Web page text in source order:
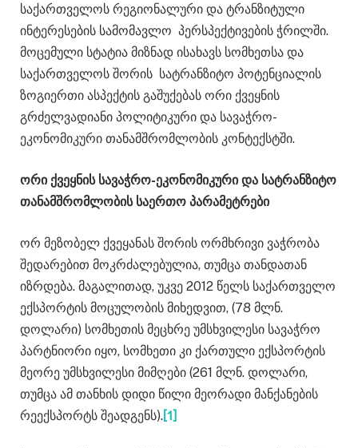
საქართველოს რეგიონალური და ტრანზიტული
ინტერესების სამომავლო პერსპექტივების ჭრილში.
მოცემული სტატია მიზნად ისახავს სომხეთსა და
საქართველოს შორის სატრანზიტო პოტენციალის
ზოგიერთი ასპექტის გაშუქებას ორი ქვეყნის
გრძელვადიანი პოლიტიკური და სავაჭრო-
ეკონომიკური თანამშრომლობის კონტექსტში.
ორი ქვეყნის სავაჭრო-ეკონომიკური და სატრანზიტო
თანამშრომლობის საერთო პარამეტრები
ორ მეზობელ ქვეყანას შორის ორმხრივი ვაჭრობა
შედარებით მოკრძალებულია, თუმცა თანდათან
იზრდება. მაგალითად, უკვე 2012 წელს საქართველო
ექსპორტის მოცულობის მიხედვით, (78 მლნ.
დოლარი) სომხეთის მეცხრე უმსხვილესი სავაჭრო
პარტნიორი იყო, სომხეთი კი ქართული ექსპორტის
მეორე უმსხვილესი მიმღები (261 მლნ. დოლარი,
თუმცა ამ თანხის დიდი წილი მეორადი მანქანების
რეექსპორტს შეადგენს).[1]